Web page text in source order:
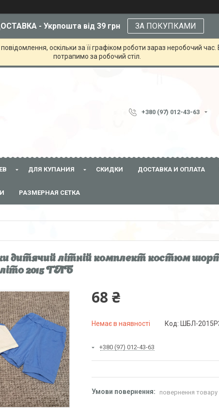
- Укрпошта від 39 грн ЗА ПОКУПКАМИ
оскільки за її графіком роботи зараз неробочий
потрапимо за робочий стіл.
+380 (97) 012-43-63
ДЛЯ КУПАНИЯ СКИДКИ ДОСТАВКА И ОПЛАТА
РАЗМЕРНАЯ СЕТКА
дитячий літній комплект костюм
літо 2015 ГЛБ
68 ₴
Немає в наявності Код: ШБЛ-
+380 (97) 012-43-63
повернення товару